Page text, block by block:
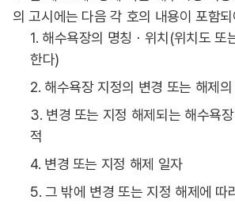
의 고시에는 다음 각 호의 내용이 포함
1. 해수욕장의 명칭ㆍ위치(위치도 또
한다)
2. 해수욕장 지정의 변경 또는 해제
3. 변경 또는 지정 해제되는 해수욕
적
4. 변경 또는 지정 해제 일자
5. 그 밖에 변경 또는 지정 해제에 따